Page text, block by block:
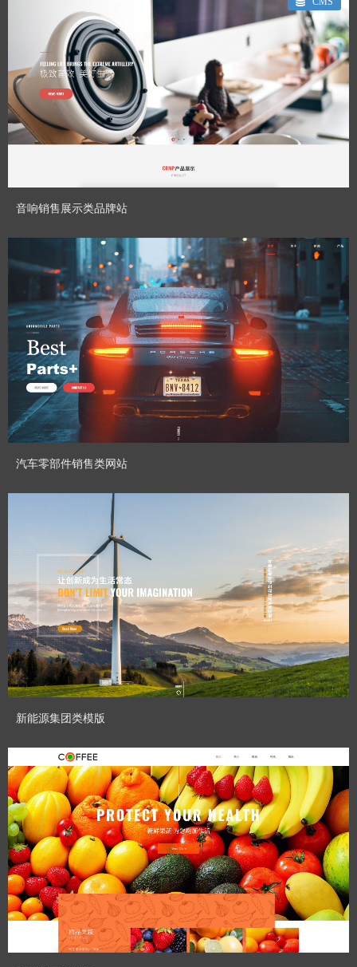
Designed By： CHENHUI_GT
预览模板
音响销售展示类品牌站
Designed By： CHENHUI_GT
预览模板
汽车零部件销售类网站
Designed By： CHENHUI_GT
预览模板
新能源集团类模版
Designed By： CHENHUI_GT
预览模板